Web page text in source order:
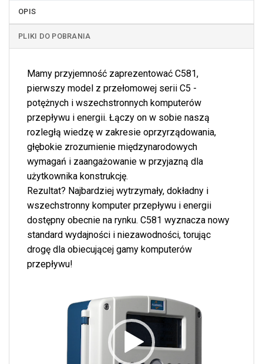
OPIS
PLIKI DO POBRANIA
Mamy przyjemność zaprezentować C581,
pierwszy model z przełomowej serii C5 -
potężnych i wszechstronnych komputerów
przepływu i energii. Łączy on w sobie naszą
rozległą wiedzę w zakresie oprzyrządowania,
głębokie zrozumienie międzynarodowych
wymagań i zaangażowanie w przyjazną dla
użytkownika konstrukcję.
Rezultat? Najbardziej wytrzymały, dokładny i
wszechstronny komputer przepływu i energii
dostępny obecnie na rynku. C581 wyznacza nowy
standard wydajności i niezawodności, torując
drogę dla obiecującej gamy komputerów
przepływu!